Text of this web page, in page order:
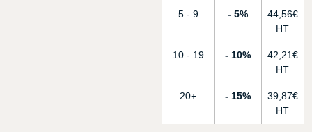
5 - 9 5% 44,56€
10 - 19 10% 42,21€
20+ 15% 39,87€